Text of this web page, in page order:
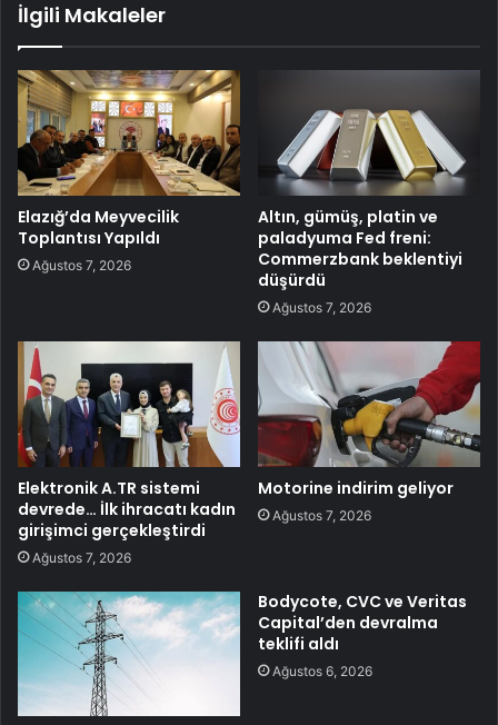
İlgili Makaleler
Elazığ’da Meyvecilik
Toplantısı Yapıldı
Ağustos 7, 2026
Altın, gümüş, platin ve
paladyuma Fed freni:
Commerzbank beklentiyi
düşürdü
Ağustos 7, 2026
Elektronik A.TR sistemi
devrede… İlk ihracatı kadın
girişimci gerçekleştirdi
Ağustos 7, 2026
Motorine indirim geliyor
Ağustos 7, 2026
Bodycote, CVC ve Veritas
Capital’den devralma
teklifi aldı
Ağustos 6, 2026